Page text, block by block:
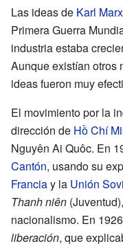
Las ideas de Karl Marx
Primera Guerra
industria estaba
Aunque existían otros
ideas fueron muy
El movimiento por la
dirección de Hồ Chí
Nguyên Ai Quôc. En
Cantón, usando su
Franciay la Unión
Thanh niên
nacionalismo. En
liberación, que